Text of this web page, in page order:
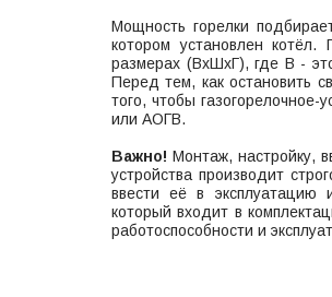
Мощность горелки
котором установлен котёл.
размерах (ВхШхГ), где В -
Перед тем, как остановить
того, чтобы
или АОГВ.
Важно! Монтаж, настройку,
устройства производит
ввести её в эксплуатацию
который входит в
работоспособности и